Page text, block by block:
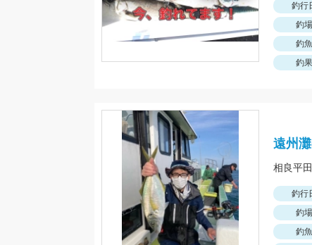
釣行
釣場
釣魚
釣果
遠州
釣行
釣場
釣魚